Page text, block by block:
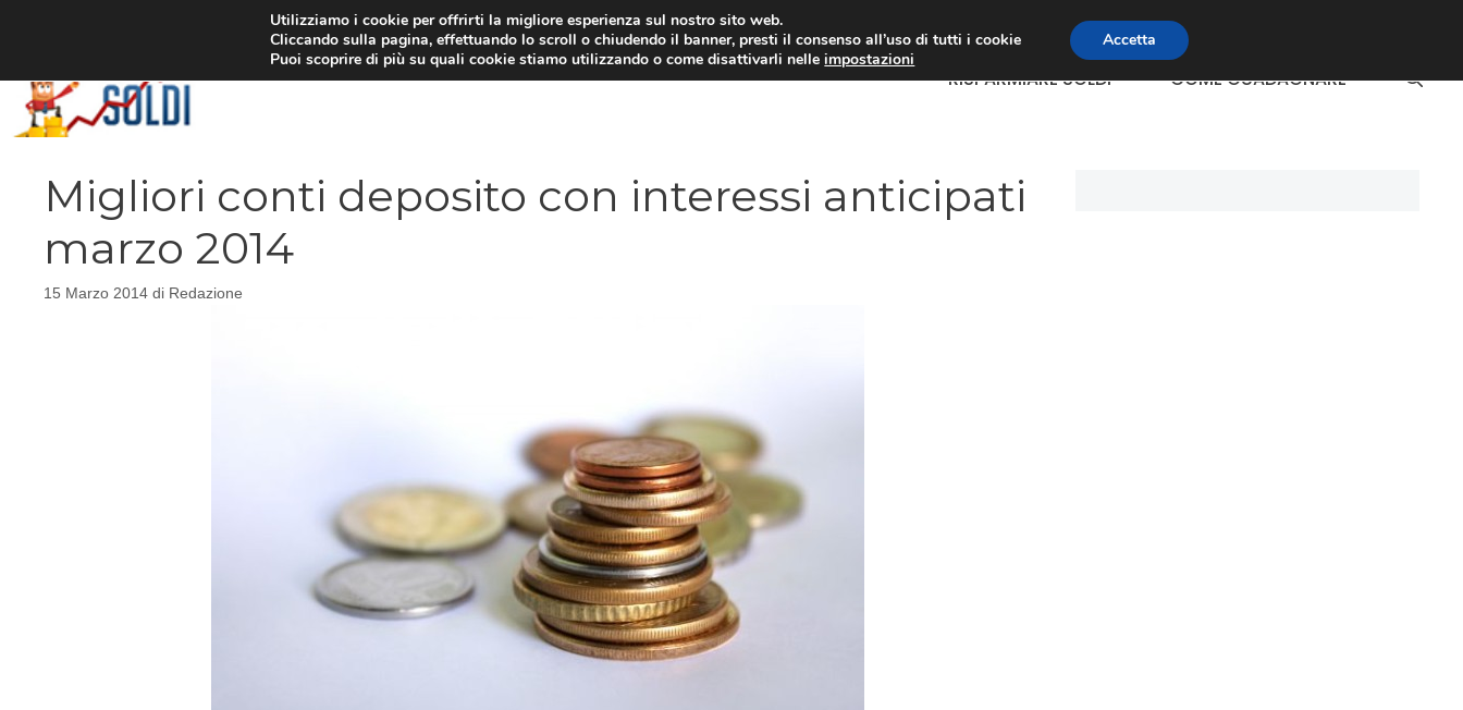
RISPARMIARE SOLDI COME GUADAGNARE
Migliori conti deposito con interessi anticipati
marzo 2014
15 Marzo 2014 di Redazione
Utilizziamo i cookie per offrirti la migliore esperienza sul nostro sito web.
Cliccando sulla pagina, effettuando lo scroll o chiudendo il banner, presti il consenso all’uso di tutti i cookie
Puoi scoprire di più su quali cookie stiamo utilizzando o come disattivarli nelleimpostazioni
Accetta